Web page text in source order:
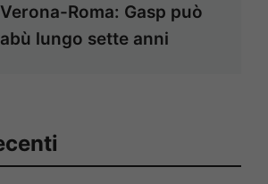
Roma: Gasp può
lungo sette anni